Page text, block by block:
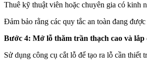
Thuê kỹ thuật viên hoặc chuyên gia có kinh
Đảm bảo rằng các quy tắc an toàn đang
Bước 4: Mở lỗ thăm trần thạch cao và lắp
Sử dụng công cụ cắt lỗ để tạo ra lỗ cần thiết